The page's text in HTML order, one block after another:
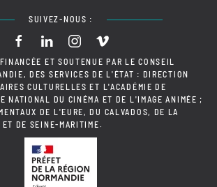
SUIVEZ-NOUS :
ET SOUTENUE PAR LE CONSEIL
DES SERVICES DE L'ÉTAT : DIRECTION
CULTURELLES ET L'ACADÉMIE DE
NATIONAL DU CINÉMA ET DE L'IMAGE ANIMÉE ;
DE L'EURE, DU CALVADOS, DE LA
DE SEINE-MARITIME.